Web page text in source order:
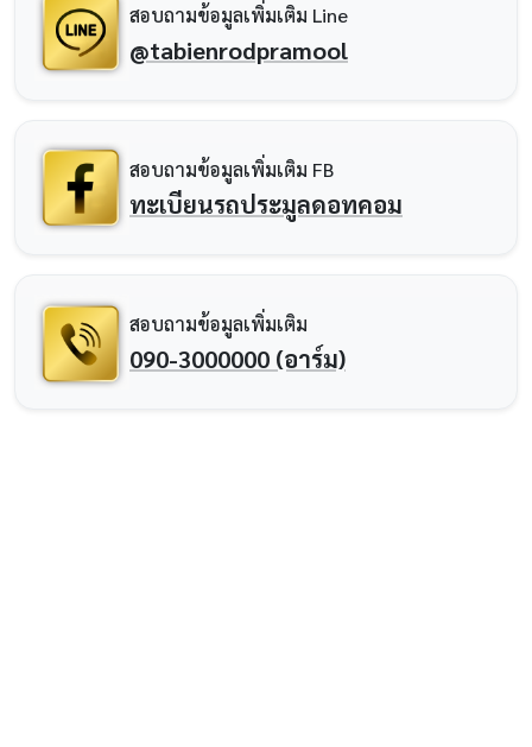
สอบถามข้อมูลเพิ่มเติม Line
@tabienrodpramool
สอบถามข้อมูลเพิ่มเติม FB
ทะเบียนรถประมูลดอทคอม
สอบถามข้อมูลเพิ่มเติม
090-3000000 (อาร์ม)